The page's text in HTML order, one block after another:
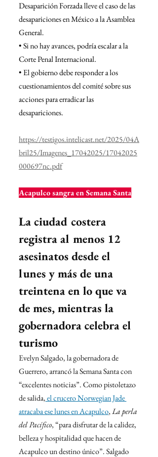
Desaparición Forzada lleve el caso de las
desapariciones en México a la Asamblea
General.
• Si no hay avances, podría escalar a la
Corte Penal Internacional.
• El gobierno debe responder a los
cuestionamientos del comité sobre sus
acciones para erradicar las
desapariciones.
https://testigos.intelicast.net/2025/04A
bril25/Imagenes_17042025/17042025
000697nc.pdf
Acapulco sangra en Semana Santa
La ciudad costera
registra al menos 12
asesinatos desde el
lunes y más de una
treintena en lo que va
de mes, mientras la
gobernadora celebra el
turismo
Evelyn Salgado, la gobernadora de
Guerrero, arrancó la Semana Santa con
“excelentes noticias”. Como pistoletazo
de salida, el crucero Norwegian Jade
atracaba ese lunes en Acapulco, La perla
del Pacífico, “para disfrutar de la calidez,
belleza y hospitalidad que hacen de
Acapulco un destino único”. Salgado